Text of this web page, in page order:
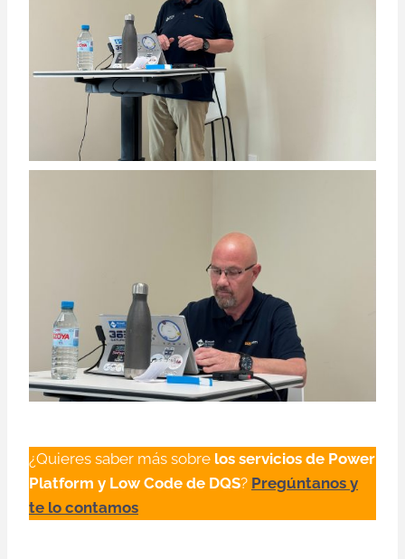
¿Quieres saber más sobre los servicios de Power
Platform y Low Code de DQS? Pregúntanos y
te lo contamos